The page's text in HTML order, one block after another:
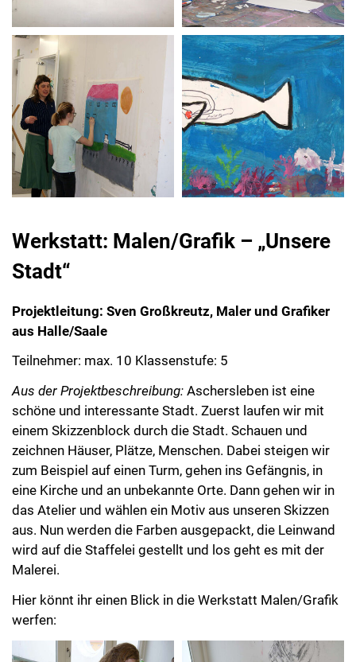
Werkstatt: Malen/Grafik – „Unsere
Stadt“
Projektleitung: Sven Großkreutz, Maler und Grafiker
aus Halle/Saale
Teilnehmer: max. 10 Klassenstufe: 5
Aus der Projektbeschreibung: Aschersleben ist eine
schöne und interessante Stadt. Zuerst laufen wir mit
einem Skizzenblock durch die Stadt. Schauen und
zeichnen Häuser, Plätze, Menschen. Dabei steigen wir
zum Beispiel auf einen Turm, gehen ins Gefängnis, in
eine Kirche und an unbekannte Orte. Dann gehen wir in
das Atelier und wählen ein Motiv aus unseren Skizzen
aus. Nun werden die Farben ausgepackt, die Leinwand
wird auf die Staffelei gestellt und los geht es mit der
Malerei.
Hier könnt ihr einen Blick in die Werkstatt Malen/Grafik
werfen: